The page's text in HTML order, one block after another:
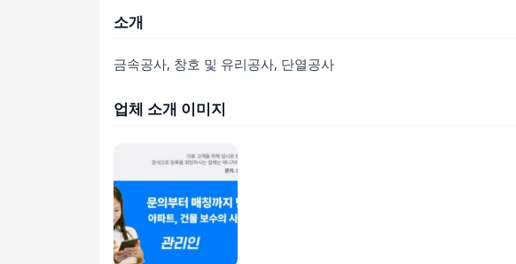
소개
금속공사, 창호 및 유리공사, 단열공사
업체 소개 이미지